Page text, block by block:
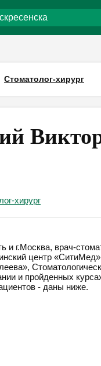
Стоматолог-хирург
хирург
г.Москва, врач-
центр
и пройденных
- даны ниже.